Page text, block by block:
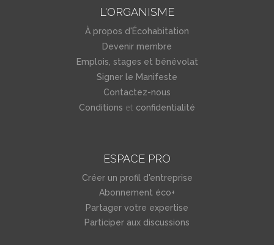
L'ORGANISME
À propos d'Écohabitation
Devenir membre
Emplois, stages et bénévolat
Signer le Manifeste
Contactez-nous
Conditions et confidentialité
ESPACE PRO
Créer un profil d'entreprise
Abonnement éco+
Partager votre expertise
Participer aux discussions